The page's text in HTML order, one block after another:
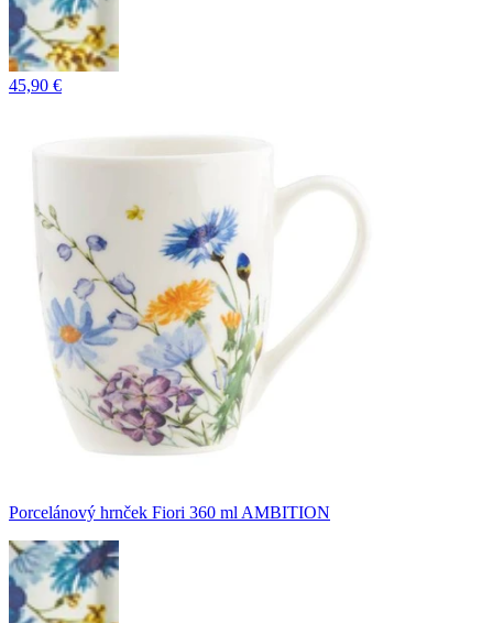
45,90 €
Porcelánový hrnček Fiori 360 ml AMBITION